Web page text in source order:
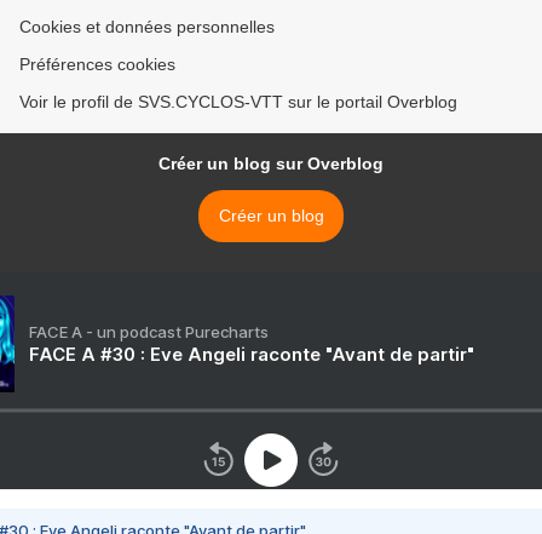
Cookies et données personnelles
Préférences cookies
Voir le profil de SVS.CYCLOS-VTT sur le portail Overblog
Créer un blog sur Overblog
Créer un blog
FACE A - un podcast Purecharts
FACE A #30 : Eve Angeli raconte "Avant de partir"